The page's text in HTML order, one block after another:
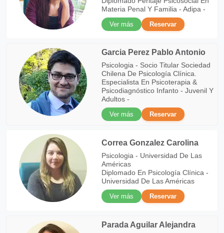
Materia Penal Y Familia - Adipa -
Ver más
Reservar
Garcia Perez Pablo Antonio
Psicologia - Socio Titular Sociedad
Chilena De Psicología Clínica.
Especialista En Psicoterapia &
Psicodiagnóstico Infanto - Juvenil Y
Adultos -
Ver más
Reservar
Correa Gonzalez Carolina
Psicologia - Universidad De Las
Américas
Diplomado En Psicología Clínica -
Universidad De Las Américas
Ver más
Reservar
Parada Aguilar Alejandra